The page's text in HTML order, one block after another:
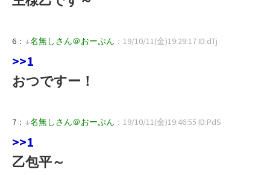
6： ↓名無しさん＠おーぷん ：19/10/11(金)19:29:17 ID:dTj
>>1
おつですー！
7： ↓名無しさん＠おーぷん ：19/10/11(金)19:46:55 ID:PdS
>>1
乙包平～